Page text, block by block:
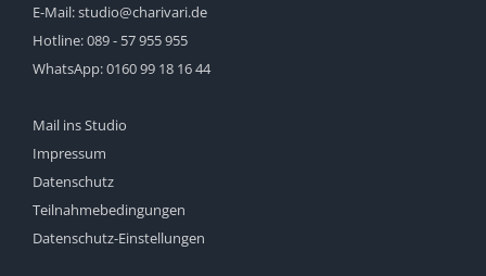
E-Mail:studio@charivari.de
Hotline:089 - 57 955 955
WhatsApp:0160 99 18 16 44
Mail ins Studio
Impressum
Datenschutz
Teilnahmebedingungen
Datenschutz-Einstellungen